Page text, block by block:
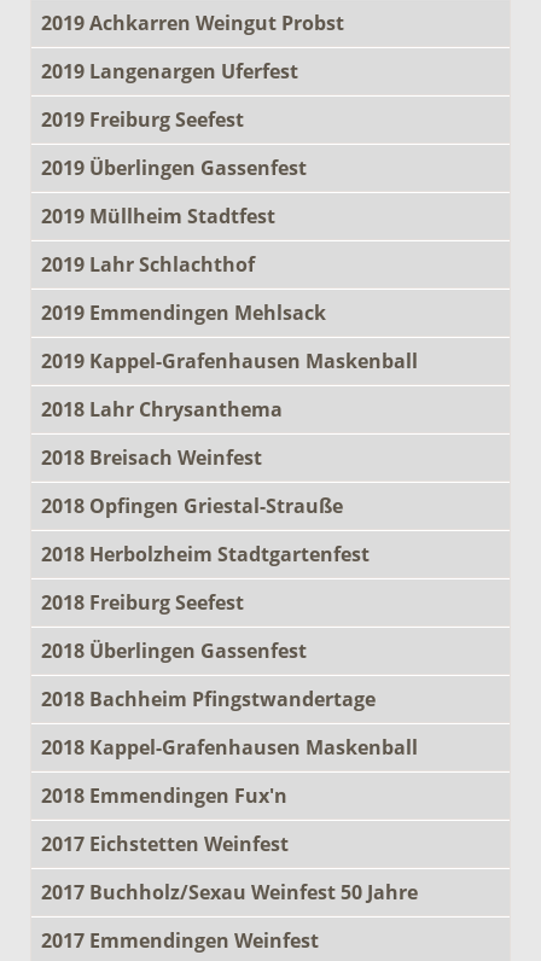
2019 Achkarren Weingut Probst
2019 Langenargen Uferfest
2019 Freiburg Seefest
2019 Überlingen Gassenfest
2019 Müllheim Stadtfest
2019 Lahr Schlachthof
2019 Emmendingen Mehlsack
2019 Kappel-Grafenhausen Maskenball
2018 Lahr Chrysanthema
2018 Breisach Weinfest
2018 Opfingen Griestal-Strauße
2018 Herbolzheim Stadtgartenfest
2018 Freiburg Seefest
2018 Überlingen Gassenfest
2018 Bachheim Pfingstwandertage
2018 Kappel-Grafenhausen Maskenball
2018 Emmendingen Fux'n
2017 Eichstetten Weinfest
2017 Buchholz/Sexau Weinfest 50 Jahre
2017 Emmendingen Weinfest